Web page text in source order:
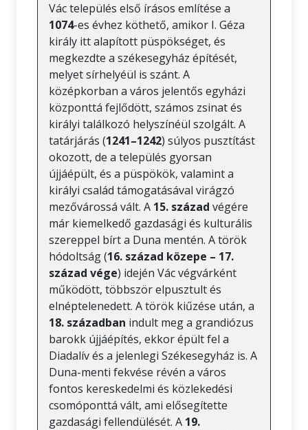
Vác település első írásos említése a
1074-es évhez köthető, amikor I. Géza
király itt alapított püspökséget, és
megkezdte a székesegyház építését,
melyet sírhelyéül is szánt. A
középkorban a város jelentős egyházi
központtá fejlődött, számos zsinat és
királyi találkozó helyszínéül szolgált. A
tatárjárás (1241–1242) súlyos pusztítást
okozott, de a település gyorsan
újjáépült, és a püspökök, valamint a
királyi család támogatásával virágzó
mezővárossá vált. A 15. század végére
már kiemelkedő gazdasági és kulturális
szereppel bírt a Duna mentén. A török
hódoltság (16. század közepe – 17.
század vége) idején Vác végvárként
működött, többször elpusztult és
elnéptelenedett. A török kiűzése után, a
18. században indult meg a grandiózus
barokk újjáépítés, ekkor épült fel a
Diadalív és a jelenlegi Székesegyház is. A
Duna-menti fekvése révén a város
fontos kereskedelmi és közlekedési
csomóponttá vált, ami elősegítette
gazdasági fellendülését. A 19.